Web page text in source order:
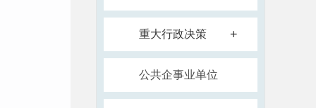
重大行政决策 +
公共企事业单位